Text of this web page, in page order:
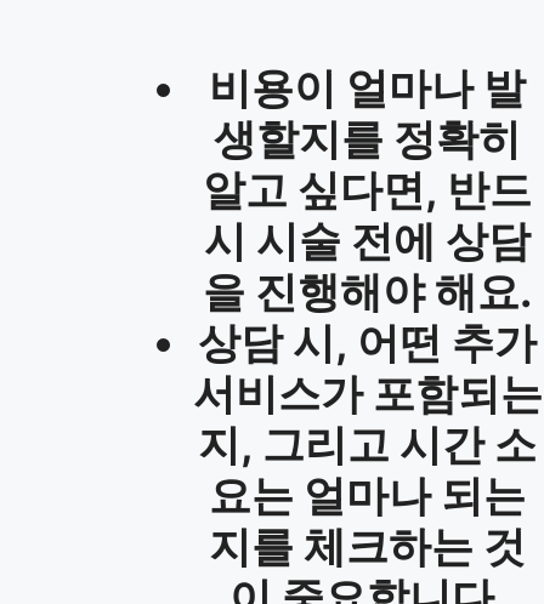
비용이 얼마나 발
생할지를 정확히
알고 싶다면, 반드
시 시술 전에 상담
을 진행해야 해요.
상담 시, 어떤 추가
서비스가 포함되는
지, 그리고 시간 소
요는 얼마나 되는
지를 체크하는 것